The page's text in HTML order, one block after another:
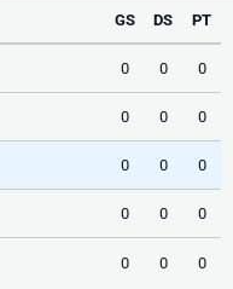
GS DS PT
0 0 0
0 0 0
0 0 0
0 0 0
0 0 0